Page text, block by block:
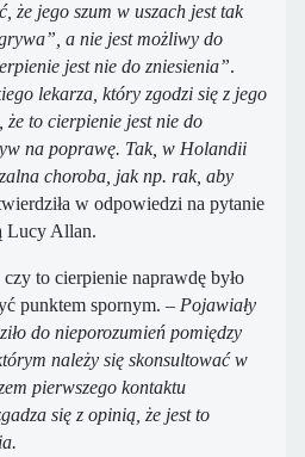
że jego szum w uszach jest tak
a nie jest możliwy do
jest nie do zniesienia”.
lekarza, który zgodzi się z jego
to cierpienie jest nie do
na poprawę. Tak, w Holandii
choroba, jak np. rak, aby
w odpowiedzi na pytanie
Lucy Allan.
to cierpienie naprawdę było
punktem spornym. – Pojawiały
do nieporozumień pomiędzy
należy się skonsultować w
pierwszego kontaktu
się z opinią, że jest to